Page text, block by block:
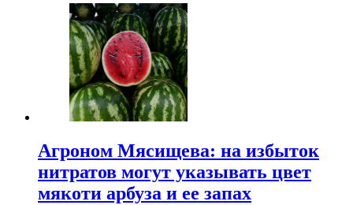
Агроном Мясищева: на избыток
нитратов могут указывать цвет
мякоти арбуза и ее запах